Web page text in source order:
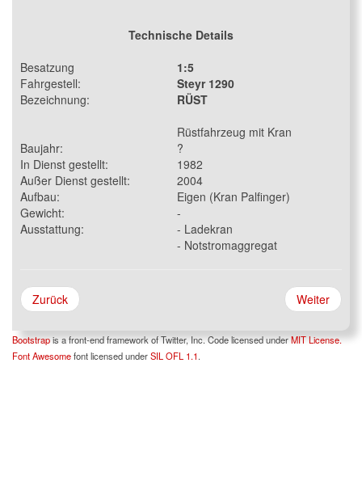
Technische Details
Besatzung
1:5
Fahrgestell:
Steyr 1290
Bezeichnung:
RÜST
Rüstfahrzeug mit Kran
Baujahr:
?
In Dienst gestellt:
1982
Außer Dienst gestellt:
2004
Aufbau:
Eigen (Kran Palfinger)
Gewicht:
-
Ausstattung:
- Ladekran
- Notstromaggregat
Zurück Weiter
Bootstrapis a front-end framework of Twitter, Inc. Code licensed underMIT License.
Font Awesomefont licensed underSIL OFL 1.1.